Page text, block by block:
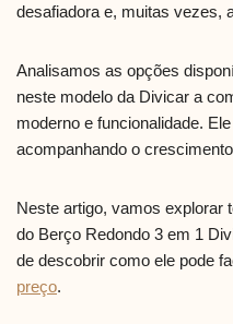
desafiadora e, muitas vezes,
Analisamos as opções
neste modelo da Divicar a
moderno e funcionalidade.
acompanhando o
Neste artigo, vamos explorar
do Berço Redondo 3 em 1
de descobrir como ele pode
preço.